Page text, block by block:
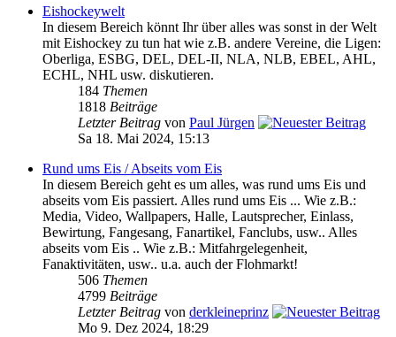
Eishockeywelt
In diesem Bereich könnt Ihr über alles was sonst in der Welt
mit Eishockey zu tun hat wie z.B. andere Vereine, die Ligen:
Oberliga, ESBG, DEL, DEL-II, NLA, NLB, EBEL, AHL,
ECHL, NHL usw. diskutieren.
184 Themen
1818 Beiträge
Letzter Beitrag von Paul Jürgen
Sa 18. Mai 2024, 15:13
Rund ums Eis / Abseits vom Eis
In diesem Bereich geht es um alles, was rund ums Eis und
abseits vom Eis passiert. Alles rund ums Eis ... Wie z.B.:
Media, Video, Wallpapers, Halle, Lautsprecher, Einlass,
Bewirtung, Fangesang, Fanartikel, Fanclubs, usw.. Alles
abseits vom Eis .. Wie z.B.: Mitfahrgelegenheit,
Fanaktivitäten, usw.. u.a. auch der Flohmarkt!
506 Themen
4799 Beiträge
Letzter Beitrag von derkleineprinz
Mo 9. Dez 2024, 18:29